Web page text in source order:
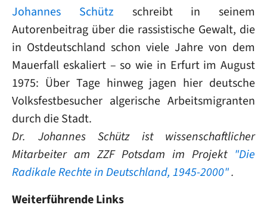
Johannes Schütz schreibt in seinem
Autorenbeitrag über die rassistische Gewalt, die
in Ostdeutschland schon viele Jahre von dem
Mauerfall eskaliert – so wie in Erfurt im August
1975: Über Tage hinweg jagen hier deutsche
Volksfestbesucher algerische Arbeitsmigranten
durch die Stadt.
Dr. Johannes Schütz ist wissenschaftlicher
Mitarbeiter am ZZF Potsdam im Projekt "Die
Radikale Rechte in Deutschland, 1945-2000".
Weiterführende Links